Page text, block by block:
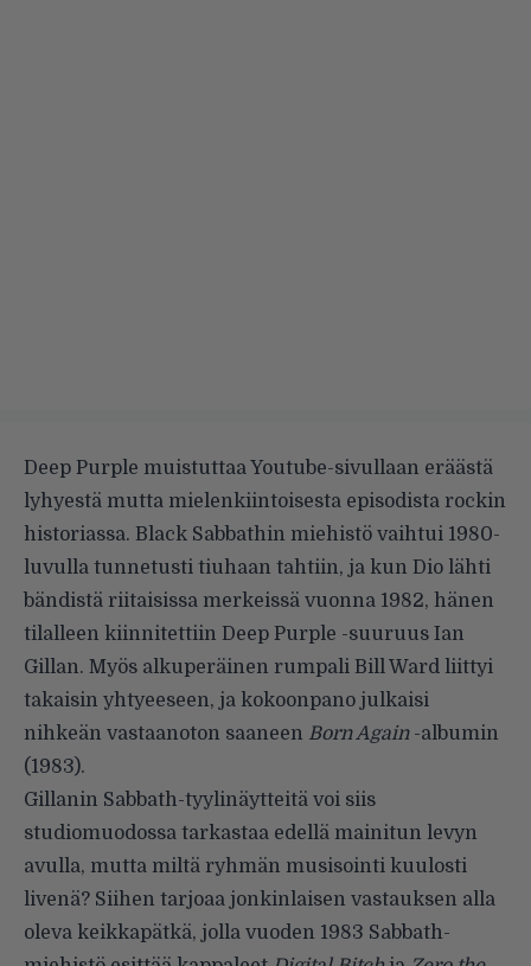
Deep Purple muistuttaa Youtube-sivullaan eräästä
lyhyestä mutta mielenkiintoisesta episodista rockin
historiassa. Black Sabbathin miehistö vaihtui 1980-
luvulla tunnetusti tiuhaan tahtiin, ja kun Dio lähti
bändistä riitaisissa merkeissä vuonna 1982, hänen
tilalleen kiinnitettiin Deep Purple -suuruus Ian
Gillan. Myös alkuperäinen rumpali Bill Ward liittyi
takaisin yhtyeeseen, ja kokoonpano julkaisi
nihkeän vastaanoton saaneen Born Again-albumin
(1983).
Gillanin Sabbath-tyylinäytteitä voi siis
studiomuodossa tarkastaa edellä mainitun levyn
avulla, mutta miltä ryhmän musisointi kuulosti
livenä? Siihen tarjoaa jonkinlaisen vastauksen alla
oleva keikkapätkä, jolla vuoden 1983 Sabbath-